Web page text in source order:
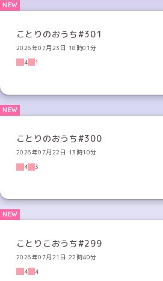
ことりのおうち#301
2026年07月23日 18時01分
4
1
ことりのおうち#300
2026年07月22日 13時10分
4
3
ことりこおうち#299
2026年07月21日 22時40分
4
4